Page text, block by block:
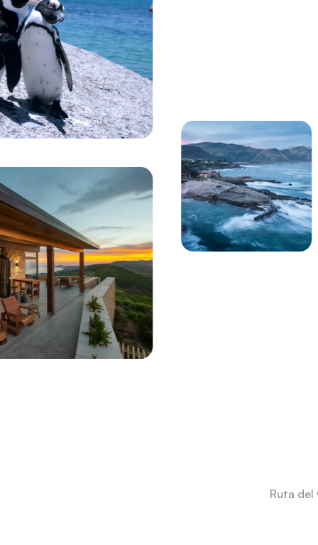
Viendo actualmente:
Mirador panorámico con vistas a la puesta de
Ruta del